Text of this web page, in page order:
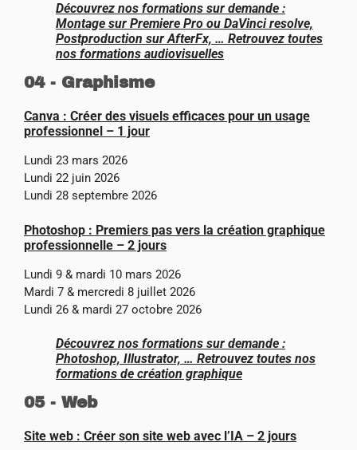
Découvrez nos formations sur demande :
Montage sur Premiere Pro ou DaVinci resolve,
Postproduction sur AfterFx, … Retrouvez toutes
nos formations audiovisuelles
04 - Graphisme
Canva : Créer des visuels efficaces pour un usage
professionnel – 1 jour
Lundi 23 mars 2026
Lundi 22 juin 2026
Lundi 28 septembre 2026
Photoshop : Premiers pas vers la création graphique
professionnelle – 2 jours
Lundi 9 & mardi 10 mars 2026
Mardi 7 & mercredi 8 juillet 2026
Lundi 26 & mardi 27 octobre 2026
Découvrez nos formations sur demande :
Photoshop, Illustrator, … Retrouvez toutes nos
formations de création graphique
05 - Web
Site web : Créer son site web avec l’IA – 2 jours